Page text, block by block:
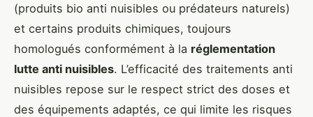
(produits bio anti nuisibles ou prédateurs naturels)
et certains produits chimiques, toujours
homologués conformément à la réglementation
lutte anti nuisibles. L’efficacité des traitements anti
nuisibles repose sur le respect strict des doses et
des équipements adaptés, ce qui limite les risques